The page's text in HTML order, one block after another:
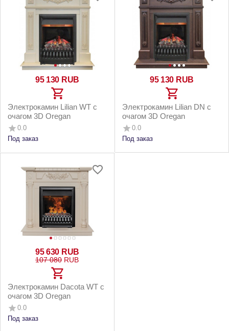
95 130 RUB
Электрокамин Lilian WT с
очагом 3D Oregan
0.0
Под заказ
95 130 RUB
Электрокамин Lilian DN с
очагом 3D Oregan
0.0
Под заказ
95 630 RUB
107 080 RUB
Электрокамин Dacota WT с
очагом 3D Oregan
0.0
Под заказ